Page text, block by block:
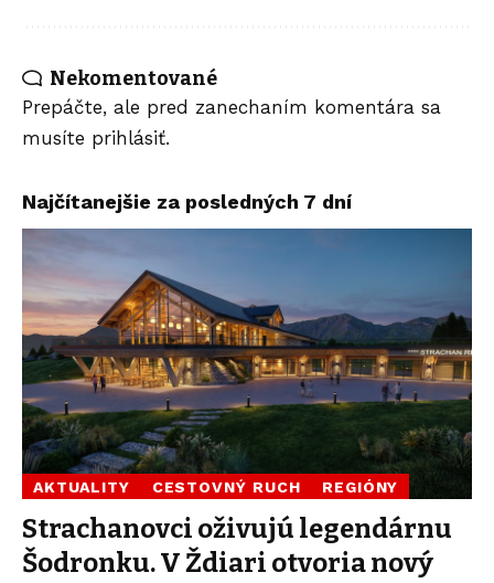
Nekomentované
Prepáčte, ale pred zanechaním komentára sa
musíte prihlásiť.
Najčítanejšie za posledných 7 dní
AKTUALITY CESTOVNÝ RUCH REGIÓNY
Strachanovci oživujú legendárnu
Šodronku. V Ždiari otvoria nový